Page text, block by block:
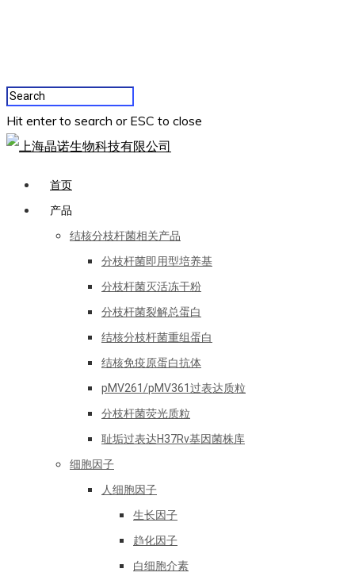
Hit enter to search or ESC to close
首页
产品
结核分枝杆菌相关产品
分枝杆菌即用型培养基
分枝杆菌灭活冻干粉
分枝杆菌裂解总蛋白
结核分枝杆菌重组蛋白
结核免疫原蛋白抗体
pMV261/pMV361过表达质粒
分枝杆菌荧光质粒
耻垢过表达H37Rv基因菌株库
细胞因子
人细胞因子
生长因子
趋化因子
白细胞介素